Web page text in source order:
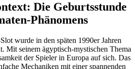
Die Geburtsstunde
Phänomens
wurde in den späten 1990er Jahren
Mit seinem ägyptisch-mystischen Thema
der Spieler in Europa auf sich. Das
Mechaniken mit einer spannenden